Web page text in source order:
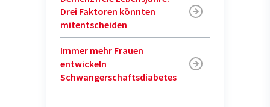
Drei Faktoren könnten
mitentscheiden
Immer mehr Frauen
entwickeln
Schwangerschaftsdiabetes